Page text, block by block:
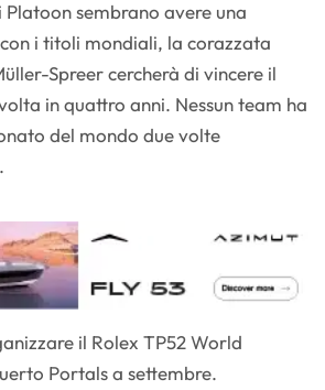
sembrano avere una
i titoli mondiali, la corazzata
Spreer cercherà di vincere il
in quattro anni. Nessun team ha
del mondo due volte
il Rolex TP52 World
Portals a settembre.